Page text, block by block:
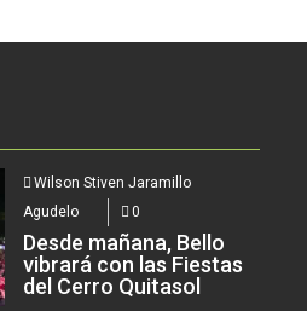
Wilson Stiven Jaramillo
Agudelo
0
Desde mañana, Bello
vibrará con las Fiestas
del Cerro Quitasol